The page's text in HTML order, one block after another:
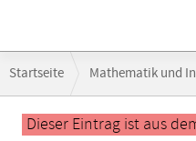
Navigation
Startseite Mathematik und
Hauptinhalt
Dieser Eintrag ist aus